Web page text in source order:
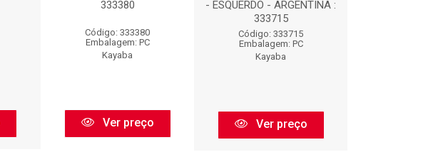
333380
Código: 333380
Embalagem: PC
Kayaba
Ver preço
- ESQUERDO - ARGENTINA :
333715
Código: 333715
Embalagem: PC
Kayaba
Ver preço